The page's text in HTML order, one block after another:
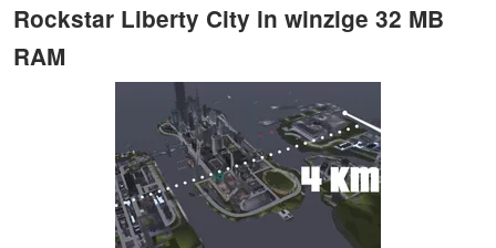
Rockstar Liberty City in winzige 32 MB
RAM